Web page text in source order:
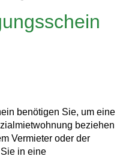
benötigen Sie, um eine
beziehen
Vermieter oder der
in eine